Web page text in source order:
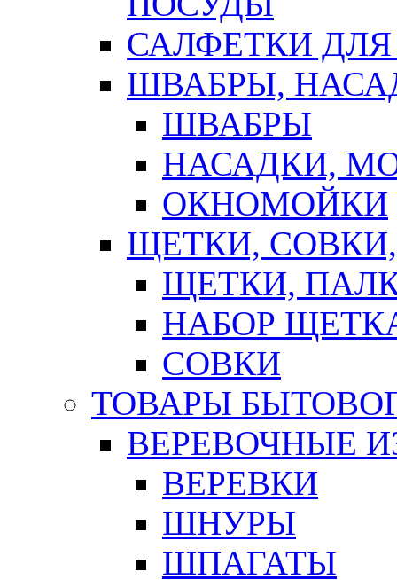
САЛФЕТКИ
ШВАБРЫ,
ШВАБРЫ
НАСАДКИ,
ОКНОМОЙКИ
ЩЕТКИ,
ЩЕТКИ,
НАБОР
СОВКИ
ТОВАРЫ
ВЕРЕВОЧНЫЕ
ВЕРЕВКИ
ШНУРЫ
ШПАГАТЫ